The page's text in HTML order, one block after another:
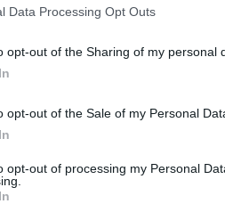
Data Processing Opt Outs
opt-out of the Sharing of my personal
opt-out of the Sale of my Personal
opt-out of processing my Personal
για παιδιά τυπικής
διαμονής είναι
των ημερών
ενώ στις
Ιστιαίας-Αιδηψού και